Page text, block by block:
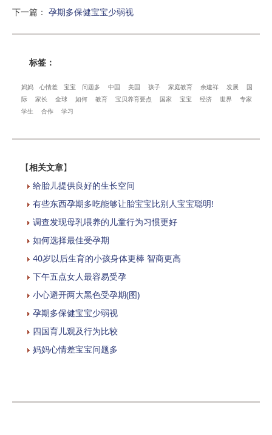
下一篇 ： 孕期多保健宝宝少弱视
标签：
妈妈 心情差 宝宝 问题多 中国 美国 孩子 家庭教育 余建祥 发展
国
际
家长 全球 如何 教育 宝贝养育要点 国家 宝宝 经济 世界
专家
学生
合作 学习
【相关文章】
给胎儿提供良好的生长空间
有些东西孕期多吃能够让胎宝宝比别人宝宝聪明!
调查发现母乳喂养的儿童行为习惯更好
如何选择最佳受孕期
40岁以后生育的小孩身体更棒 智商更高
下午五点女人最容易受孕
小心避开两大黑色受孕期(图)
孕期多保健宝宝少弱视
四国育儿观及行为比较
妈妈心情差宝宝问题多